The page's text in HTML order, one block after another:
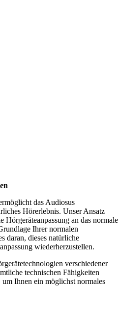
das Audiosus
Hörerlebnis. Unser Ansatz
an das normale
Ihrer normalen
daran, dieses natürliche
wiederherzustellen.
verschiedener
technischen Fähigkeiten
Ihnen ein möglichst normales